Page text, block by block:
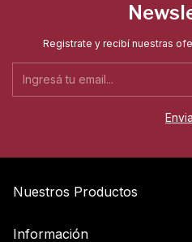
Registrate y recibí nuestras
Nuestros Productos
Información